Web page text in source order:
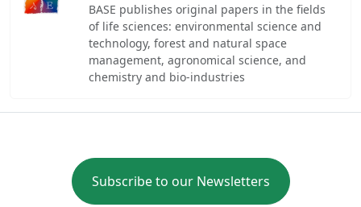
BASE publishes original papers in the fields
of life sciences: environmental science and
technology, forest and natural space
management, agronomical science, and
chemistry and bio-industries
Subscribe to our Newsletters